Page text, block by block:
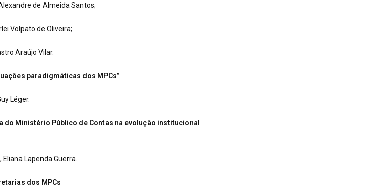
de Almeida Santos;
Volpato de Oliveira;
Araújo Vilar.
paradigmáticas dos MPCs”
Léger.
do Ministério Público de Contas na evolução institucional
Lapenda Guerra.
dos MPCs